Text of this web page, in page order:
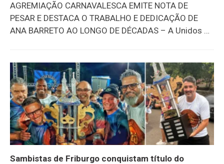
AGREMIAÇÃO CARNAVALESCA EMITE NOTA DE
PESAR E DESTACA O TRABALHO E DEDICAÇÃO DE
ANA BARRETO AO LONGO DE DÉCADAS – A Unidos da
lamentar o falecimento de uma de suas figuras
ilustres: Ana Barreto, conhecida por Tia Ana. Ela havia
completado 60 anos este mês e o velório acontece
no Memorial da SAF, em Duas Pedras. “O Grêmio
Recreativo Escola de Samba Unidos da Saudade
comunica o falecimento de Ana Barreto. Tia Ana,
como era conhecida popularmente, foi conselheira e
diretora por décadas. Saudatina
Sambistas de Friburgo conquistam título do